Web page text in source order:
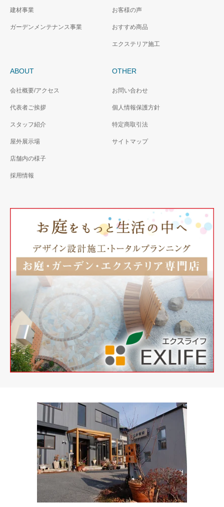
建材事業
ガーデンメンテナンス事業
お客様の声
おすすめ商品
エクステリア施工
ABOUT
会社概要/アクセス
代表者ご挨拶
スタッフ紹介
屋外展示場
店舗内の様子
採用情報
OTHER
お問い合わせ
個人情報保護方針
特定商取引法
サイトマップ